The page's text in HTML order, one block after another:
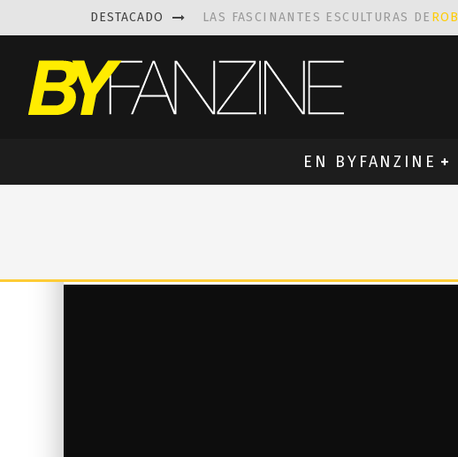
DESTACADO LAS FASCINANTES ESCULTURAS DE
PRISCILLA FOIS MISSK
EN BYFANZINE